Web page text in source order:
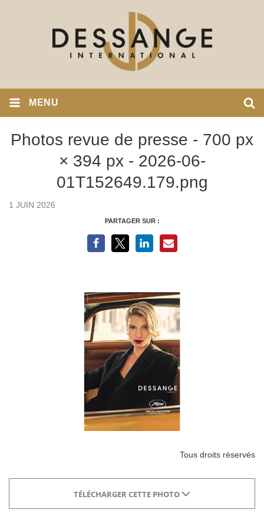
MENU
Photos revue de presse - 700 px
× 394 px - 2026-06-
01T152649.179.png
1 JUIN 2026
PARTAGER SUR :
Tous droits réservés
TÉLÉCHARGER CETTE PHOTO